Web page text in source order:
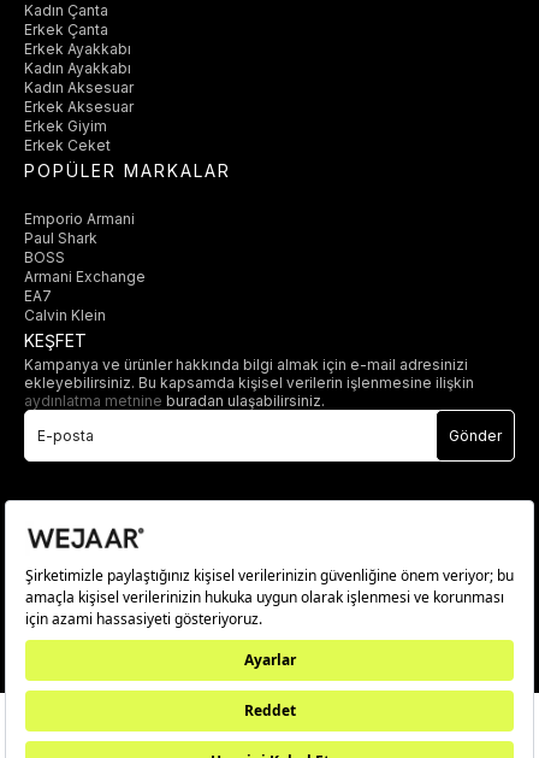
Kadın Çanta
Erkek Çanta
Erkek Ayakkabı
Kadın Ayakkabı
Kadın Aksesuar
Erkek Aksesuar
Erkek Giyim
Erkek Ceket
POPÜLER MARKALAR
Emporio Armani
Paul Shark
BOSS
Armani Exchange
EA7
Calvin Klein
KEŞFET
Kampanya ve ürünler hakkında bilgi almak için e-mail adresinizi
ekleyebilirsiniz. Bu kapsamda kişisel verilerin işlenmesine ilişkin
aydınlatma metnine buradan ulaşabilirsiniz.
Gönder
© 2025 wejaar.com.tr. tüm hakları saklıdır.